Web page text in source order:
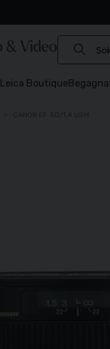
Leica Boutique